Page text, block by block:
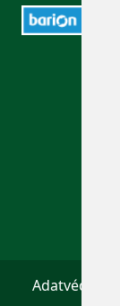
Adatvédelem